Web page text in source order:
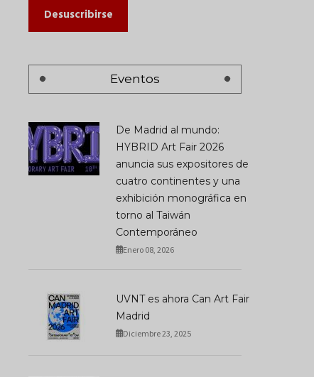
Desuscribirse
Eventos
De Madrid al mundo:
HYBRID Art Fair 2026
anuncia sus expositores de
cuatro continentes y una
exhibición monográfica en
torno al Taiwán
Contemporáneo
Enero 08, 2026
UVNT es ahora Can Art Fair
Madrid
Diciembre 23, 2025